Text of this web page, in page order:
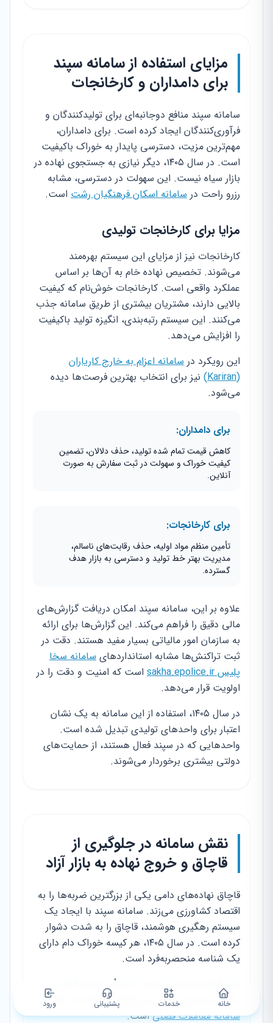
مزایای استفاده از سامانه سپند
برای دامداران و کارخانجات
سامانه سپند منافع دوجانبه‌ای برای تولیدکنندگان و
فرآوری‌کنندگان ایجاد کرده است. برای دامداران،
مهم‌ترین مزیت، دسترسی پایدار به خوراک باکیفیت
است. در سال ۱۴۰۵، دیگر نیازی به جستجوی نهاده در
بازار سیاه نیست. این سهولت در دسترسی، مشابه
رزرو راحت در سامانه اسکان فرهنگیان رشت است.
مزایا برای کارخانجات تولیدی
کارخانجات نیز از مزایای این سیستم بهره‌مند
می‌شوند. تخصیص نهاده خام به آن‌ها بر اساس
عملکرد واقعی است. کارخانجات خوش‌نام که کیفیت
بالایی دارند، مشتریان بیشتری از طریق سامانه جذب
می‌کنند. این سیستم رتبه‌بندی، انگیزه تولید باکیفیت
را افزایش می‌دهد.
این رویکرد در سامانه اعزام به خارج کاریاران
(Kariran)
نیز برای انتخاب بهترین فرصت‌ها دیده
می‌شود.
برای دامداران:
کاهش قیمت تمام شده تولید، حذف دلالان، تضمین
کیفیت خوراک و سهولت در ثبت سفارش به صورت
آنلاین.
برای کارخانجات:
تأمین منظم مواد اولیه، حذف رقابت‌های ناسالم،
مدیریت بهتر خط تولید و دسترسی به بازار هدف
گسترده.
علاوه بر این، سامانه سپند امکان دریافت گزارش‌های
مالی دقیق را فراهم می‌کند. این گزارش‌ها برای ارائه
به سازمان امور مالیاتی بسیار مفید هستند. دقت در
ثبت تراکنش‌ها مشابه استانداردهای سامانه سخا
پلیس sakha.epolice.ir
است که امنیت و دقت را در
اولویت قرار می‌دهد.
در سال ۱۴۰۵، استفاده از این سامانه به یک نشان
اعتبار برای واحدهای تولیدی تبدیل شده است.
واحدهایی که در سپند فعال هستند، از حمایت‌های
دولتی بیشتری برخوردار می‌شوند.
نقش سامانه در جلوگیری از
قاچاق و خروج نهاده به بازار آزاد
قاچاق نهاده‌های دامی یکی از بزرگترین ضربه‌ها را به
اقتصاد کشاورزی می‌زند. سامانه سپند با ایجاد یک
سیستم رهگیری هوشمند، قاچاق را به شدت دشوار
کرده است. در سال ۱۴۰۵، هر کیسه خوراک دام دارای
یک شناسه منحصربه‌فرد است.
این شناسه اجازه می‌دهد تا مبدأ و مقصد کالا به
راحتی شناسایی شود. این فرآیند مشابه ثبت دقیق در
سامانه معاملات فصلیاست.
خانه خدمات پشتیبانی ورود